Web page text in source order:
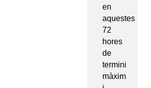
en
aquestes
72
hores
de
termini
màxim